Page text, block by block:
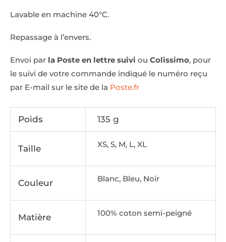
Lavable en machine 40°C.
Repassage à l’envers.
Envoi par la Poste en lettre suivi ou Colissimo, pour
le suivi de votre commande indiqué le numéro reçu
par E-mail sur le site de la Poste.fr
Poids 135 g
Taille XS, S, M, L, XL
Couleur Blanc, Bleu, Noir
Matière 100% coton semi-peigné